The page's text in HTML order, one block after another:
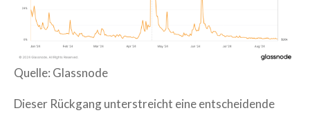
Quelle: Glassnode
Dieser Rückgang unterstreicht eine entscheidende